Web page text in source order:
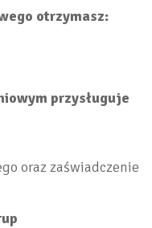
otrzymasz:
przysługuje
oraz zaświadczenie